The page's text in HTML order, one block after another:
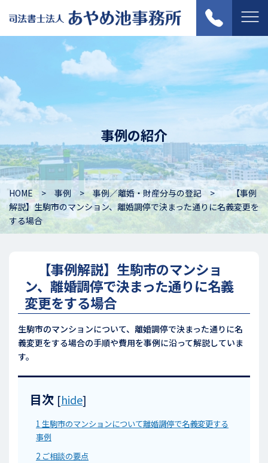
事例の紹介
HOME 事例 事例／離婚・財産分与の登記
【事例
解説】生駒市のマンション、離婚調停で決まった通りに名義変更を
する場合
【事例解説】生駒市のマンショ
ン、離婚調停で決まった通りに名義
変更をする場合
生駒市のマンションについて、離婚調停で決まった通りに名
義変更をする場合の手順や費用を事例に沿って解説していま
す。
目次 [hide]
1 生駒市のマンションについて離婚調停で名義変更する
事例
2 ご相談の要点